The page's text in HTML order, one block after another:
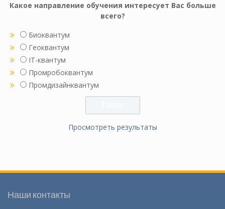
Какое направление обучения интересует Вас больше
всего?
Биоквантум
Геоквантум
IT-квантум
Промробоквантум
Промдизайнквантум
Просмотреть результаты
Наши контакты